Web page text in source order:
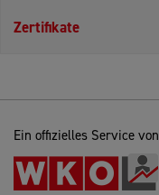
Zertifikate
Ein offizielles Service von